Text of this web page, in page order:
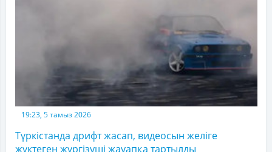
19:23, 5 тамыз 2026
Түркістанда дрифт жасап, видеосын желіге
жүктеген жүргізуші жауапқа тартылды